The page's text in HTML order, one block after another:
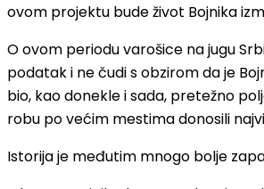
ovom projektu bude život Bojnika
O ovom periodu varošice na jugu
podatak i ne čudi s obzirom da je
bio, kao donekle i sada, pretežno
robu po većim mestima donosili
Istorija je međutim mnogo bolje